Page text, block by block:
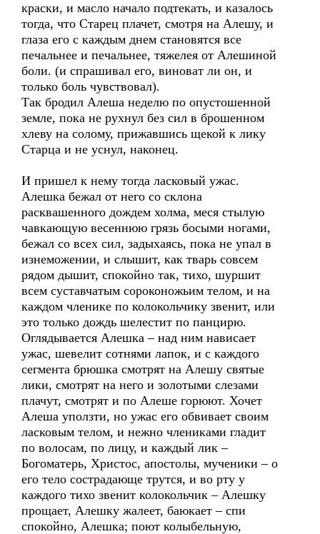
краски, и масло начало подтекать, и казалось
тогда, что Старец плачет, смотря на Алешу, и
глаза его с каждым днем становятся все
печальнее и печальнее, тяжелея от Алешиной
боли. (и спрашивал его, виноват ли он, и
только боль чувствовал).
Так бродил Алеша неделю по опустошенной
земле, пока не рухнул без сил в брошенном
хлеву на солому, прижавшись щекой к лику
Старца и не уснул, наконец.
И пришел к нему тогда ласковый ужас.
Алешка бежал от него со склона
расквашенного дождем холма, меся стылую
чавкающую весеннюю грязь босыми ногами,
бежал со всех сил, задыхаясь, пока не упал в
изнеможении, и слышит, как тварь совсем
рядом дышит, спокойно так, тихо, шуршит
всем суставчатым сороконожьим телом, и на
каждом членике по колокольчику звенит, или
это только дождь шелестит по панцирю.
Оглядывается Алешка – над ним нависает
ужас, шевелит сотнями лапок, и с каждого
сегмента брюшка смотрят на Алешу святые
лики, смотрят на него и золотыми слезами
плачут, смотрят и по Алеше горюют. Хочет
Алеша уползти, но ужас его обвивает своим
ласковым телом, и нежно члениками гладит
по волосам, по лицу, и каждый лик –
Богоматерь, Христос, апостолы, мученики – о
его тело сострадающе трутся, и во рту у
каждого тихо звенит колокольчик – Алешку
прощает, Алешку жалеет, баюкает – спи
спокойно, Алешка; поют колыбельную,